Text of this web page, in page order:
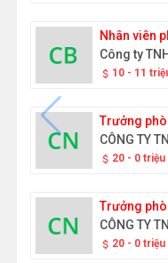
Nhân viên
Công ty
attach_money 10 - 11
Trưởng
attach_money 20 - 0 triệu
Trưởng
attach_money 20 - 0 triệu